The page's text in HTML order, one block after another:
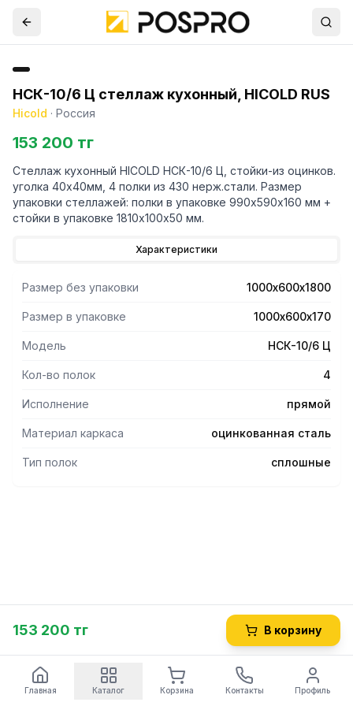
НСК-10/6 Ц стеллаж кухонный, HICOLD RUS
Hicold · Россия
153 200 тг
Стеллаж кухонный HICOLD НСК-10/6 Ц, стойки-из оцинков.
уголка 40х40мм, 4 полки из 430 нерж.стали. Размер
упаковки стеллажей: полки в упаковке 990х590х160 мм +
стойки в упаковке 1810х100х50 мм.
Характеристики
Размер без упаковки 1000х600х1800
Размер в упаковке 1000х600х170
Модель НСК-10/6 Ц
Кол-во полок 4
Исполнение прямой
Материал каркаса оцинкованная сталь
Тип полок сплошные
153 200 тг В корзину
Главная Каталог Корзина Контакты Профиль